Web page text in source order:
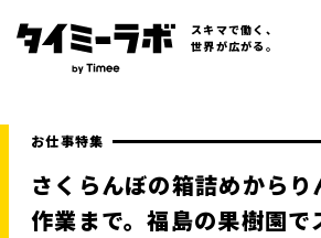
スキマで働く、
世界が広がる。
お仕事特集
さくらんぼの箱詰めからり
作業まで。福島の果樹園で